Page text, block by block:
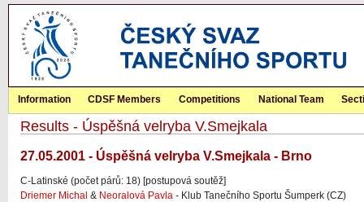
Information CDSF Members Competitions National Team
Results - Úspěšná velryba V.Smejkala
27.05.2001 - Úspěšná velryba V.Smejkala - Brno
C-Latinské (počet párů: 18) [postupová soutěž]
Driemer Michal & Neoralová Pavla - Klub Tanečního Sportu Šumperk (CZ)